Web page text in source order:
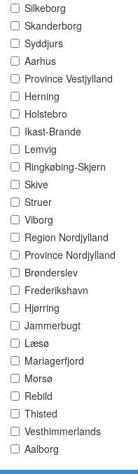
Silkeborg
Skanderborg
Syddjurs
Aarhus
Province Vestjylland
Herning
Holstebro
Ikast-Brande
Lemvig
Ringkøbing-Skjern
Skive
Struer
Viborg
Region Nordjylland
Province Nordjylland
Brønderslev
Frederikshavn
Hjørring
Jammerbugt
Læsø
Mariagerfjord
Morsø
Rebild
Thisted
Vesthimmerlands
Aalborg